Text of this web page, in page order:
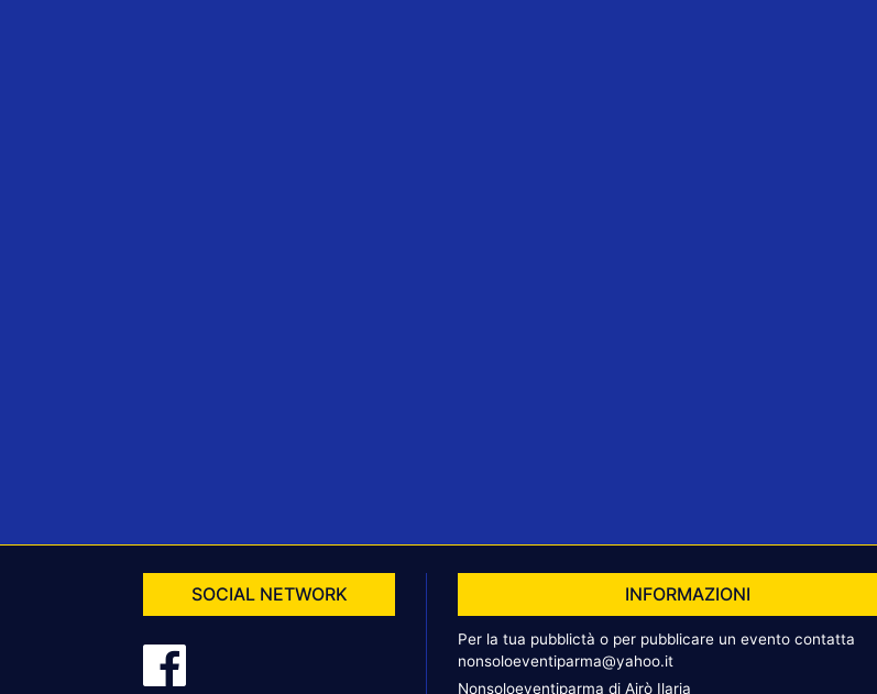
SOCIAL NETWORK INFORMAZIONI
Per la tua pubblictà o per pubblicare un evento contatta
nonsoloeventiparma@yahoo.it
Nonsoloeventiparma di Airò Ilaria